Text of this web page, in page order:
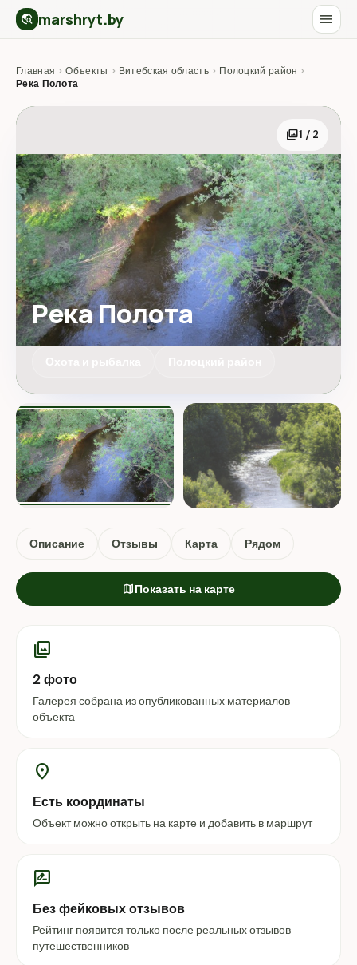
travel_explore marshryt.by menu
Главная › Объекты › Витебская область › Полоцкий район ›
Река Полота
photo_library1 / 2
Река Полота
Описание Отзывы Карта Рядом
mapПоказать на карте
photo_library
2 фото
Галерея собрана из опубликованных материалов
объекта
location_on
Есть координаты
Объект можно открыть на карте и добавить в маршрут
rate_review
Без фейковых отзывов
Рейтинг появится только после реальных отзывов
путешественников